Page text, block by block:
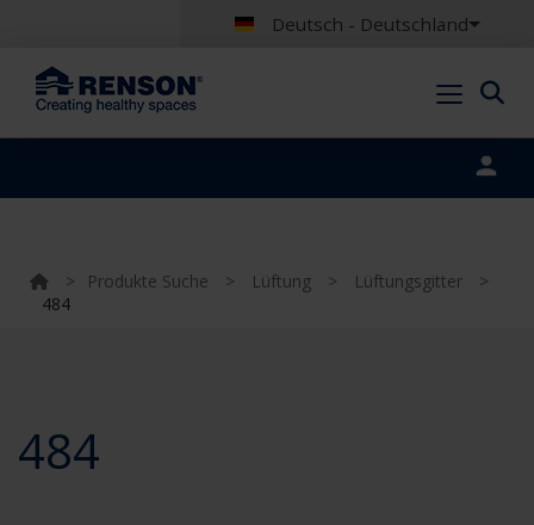
Deutsch - Deutschland
> Produkte Suche > Lüftung > Lüftungsgitter
>
484
484